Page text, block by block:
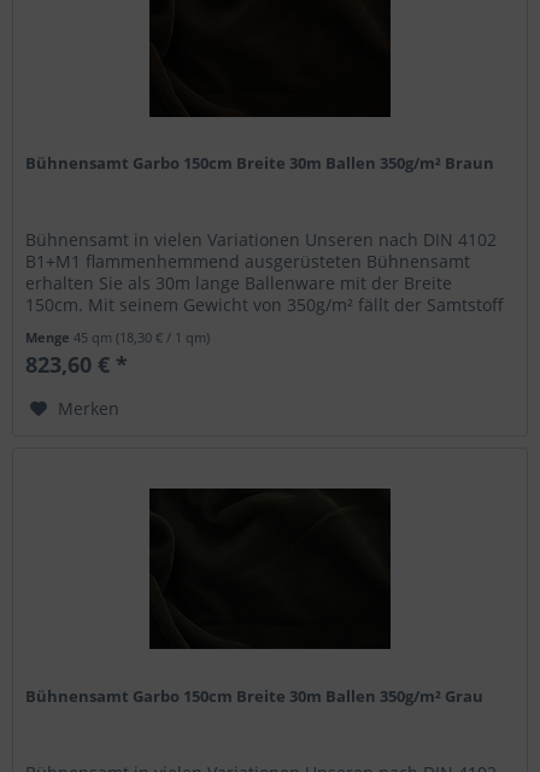
Bühnensamt Garbo 150cm Breite 30m Ballen 350g/m² Braun
Bühnensamt in vielen Variationen Unseren nach DIN 4102
B1+M1 flammenhemmend ausgerüsteten Bühnensamt
erhalten Sie als 30m lange Ballenware mit der Breite
150cm. Mit seinem Gewicht von 350g/m² fällt der Samtstoff
Menge45 qm(18,30 € / 1 qm)
823,60 € *
Merken
Bühnensamt Garbo 150cm Breite 30m Ballen 350g/m² Grau